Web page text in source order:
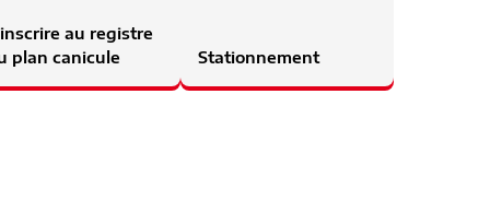
au registre
plan canicule
Stationnement